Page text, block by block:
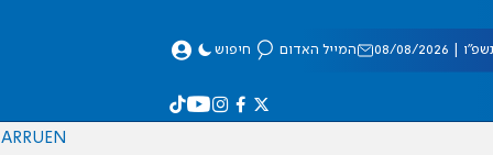
08/2026 המייל האדום חיפוש
EN
RU
AR